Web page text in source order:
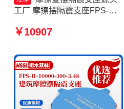
工厂 摩擦摆隔震支座FPS-
擦摆支座-15.0ZX支座的生产
8000-300-3.48
￥10907